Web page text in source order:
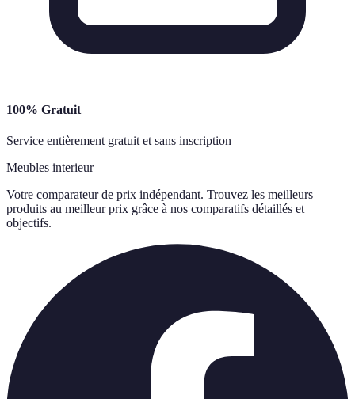
100% Gratuit
Service entièrement gratuit et sans inscription
Meubles interieur
Votre comparateur de prix indépendant. Trouvez les meilleurs
produits au meilleur prix grâce à nos comparatifs détaillés et
objectifs.